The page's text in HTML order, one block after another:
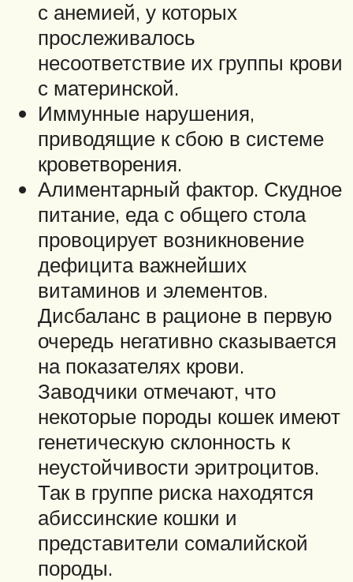
с анемией, у которых
прослеживалось
несоответствие их группы крови
с материнской.
Иммунные нарушения,
приводящие к сбою в системе
кроветворения.
Алиментарный фактор. Скудное
питание, еда с общего стола
провоцирует возникновение
дефицита важнейших
витаминов и элементов.
Дисбаланс в рационе в первую
очередь негативно сказывается
на показателях крови.
Заводчики отмечают, что
некоторые породы кошек имеют
генетическую склонность к
неустойчивости эритроцитов.
Так в группе риска находятся
абиссинские кошки и
представители сомалийской
породы.